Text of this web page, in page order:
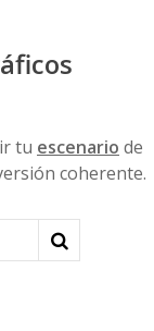
tu escenario de
coherente.